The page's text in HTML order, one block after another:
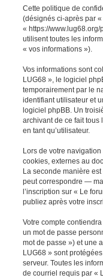
Cette politique de
(désignés ci-après par
« https://
utilisent toutes les
« vos informations »).
Vos informations sont
LUG68 », le logiciel
temporairement par le
identifiant utilisateur et
logiciel phpBB. Un
archivant de ce fait tous
en tant qu’utilisateur.
Lors de votre
cookies, externes au
La seconde manière
peut correspondre —
l’inscription sur « Le
publiez après votre
Votre compte
un mot de passe
mot de passe ») et une
LUG68 » sont
serveur. Toutes les
de courriel requis par «